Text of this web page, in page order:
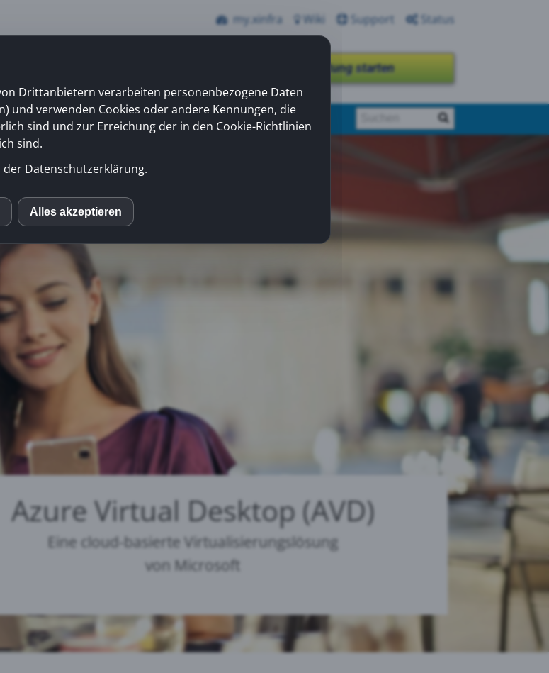
my.xinfra Wiki Support Status
Fernwartung starten
News Kiosk Über uns
Azure Virtual Desktop (AVD)
Eine cloud-basierte Virtualisierungslösung
von Microsoft
Drittanbietern verarbeiten personenbezogene Daten
und verwenden Cookies oder andere Kennungen, die
sind und zur Erreichung der in den Cookie-Richtlinien
sind.
Datenschutzerklärung.
Alles akzeptieren